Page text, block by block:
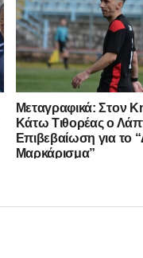
Μεταγραφικά: Στον
Κάτω Τιθορέας ο
Επιβεβαίωση για το
Μαρκάρισμα”